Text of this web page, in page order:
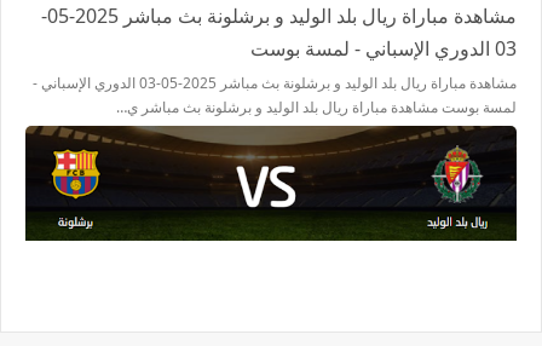
مشاهدة مباراة ريال بلد الوليد و برشلونة بث مباشر 2025-05-
03 الدوري الإسباني - لمسة بوست
مشاهدة مباراة ريال بلد الوليد و برشلونة بث مباشر 2025-05-03 الدوري الإسباني -
لمسة بوست مشاهدة مباراة ريال بلد الوليد و برشلونة بث مباشر ي…